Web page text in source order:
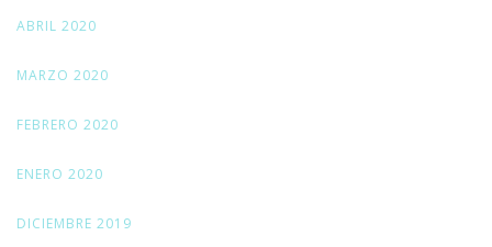
ABRIL 2020
MARZO 2020
FEBRERO 2020
ENERO 2020
DICIEMBRE 2019